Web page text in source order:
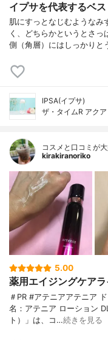
イプサを代表するベ
肌にすっとなじむようなみ
く、どちらかというとさ
側（角層）にはしっかりと
IPSA(イプサ)
ザ・タイムR アクア
コスメと口コミが
kirakiranoriko
5.00
薬用エイジングケア
＃PR #アテニアアテニア
名：アテニア ローション
ト）」は、コ…続きを見る